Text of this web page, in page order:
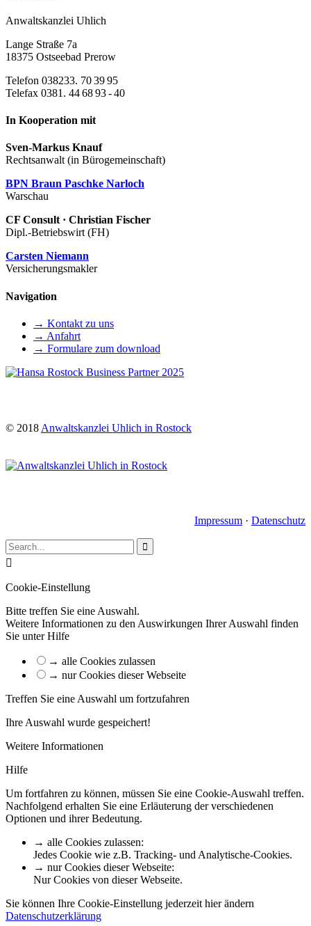
Anwaltskanzlei Uhlich
Lange Straße 7a
18375 Ostseebad Prerow
Telefon 038233. 70 39 95
Telefax 0381. 44 68 93 - 40
In Kooperation mit
Sven-Markus Knauf
Rechtsanwalt (in Bürogemeinschaft)
BPN Braun Paschke Narloch
Warschau
CF Consult · Christian Fischer
Dipl.-Betriebswirt (FH)
Carsten Niemann
Versicherungsmakler
Navigation
→ Kontakt zu uns
→ Anfahrt
→ Formulare zum download
© 2018 Anwaltskanzlei Uhlich in Rostock
Impressum · Datenschutz


Cookie-Einstellung
Bitte treffen Sie eine Auswahl.
Weitere Informationen zu den Auswirkungen Ihrer Auswahl finden
Sie unterHilfe
→ alle Cookies zulassen
→ nur Cookies dieser Webseite
Treffen Sie eine Auswahl um fortzufahren
Ihre Auswahl wurde gespeichert!
Weitere Informationen
Hilfe
Um fortfahren zu können, müssen Sie eine Cookie-Auswahl treffen.
Nachfolgend erhalten Sie eine Erläuterung der verschiedenen
Optionen und ihrer Bedeutung.
→ alle Cookies zulassen:
Jedes Cookie wie z.B. Tracking- und Analytische-Cookies.
→ nur Cookies dieser Webseite:
Nur Cookies von dieser Webseite.
Sie können Ihre Cookie-Einstellung jederzeit hier ändern
Datenschutzerklärung